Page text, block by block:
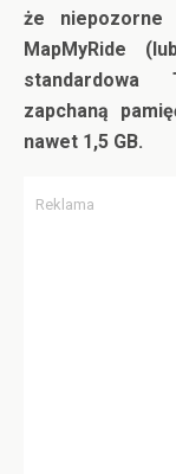
że niepozorne
MapMyRide
standardowa
zapchaną
nawet 1,5 GB.
Reklama